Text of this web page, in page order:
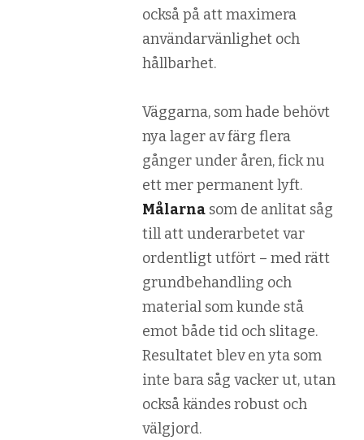
också på att maximera
användarvänlighet och
hållbarhet.
Väggarna, som hade behövt
nya lager av färg flera
gånger under åren, fick nu
ett mer permanent lyft.
Målarna som de anlitat såg
till att underarbetet var
ordentligt utfört – med rätt
grundbehandling och
material som kunde stå
emot både tid och slitage.
Resultatet blev en yta som
inte bara såg vacker ut, utan
också kändes robust och
välgjord.